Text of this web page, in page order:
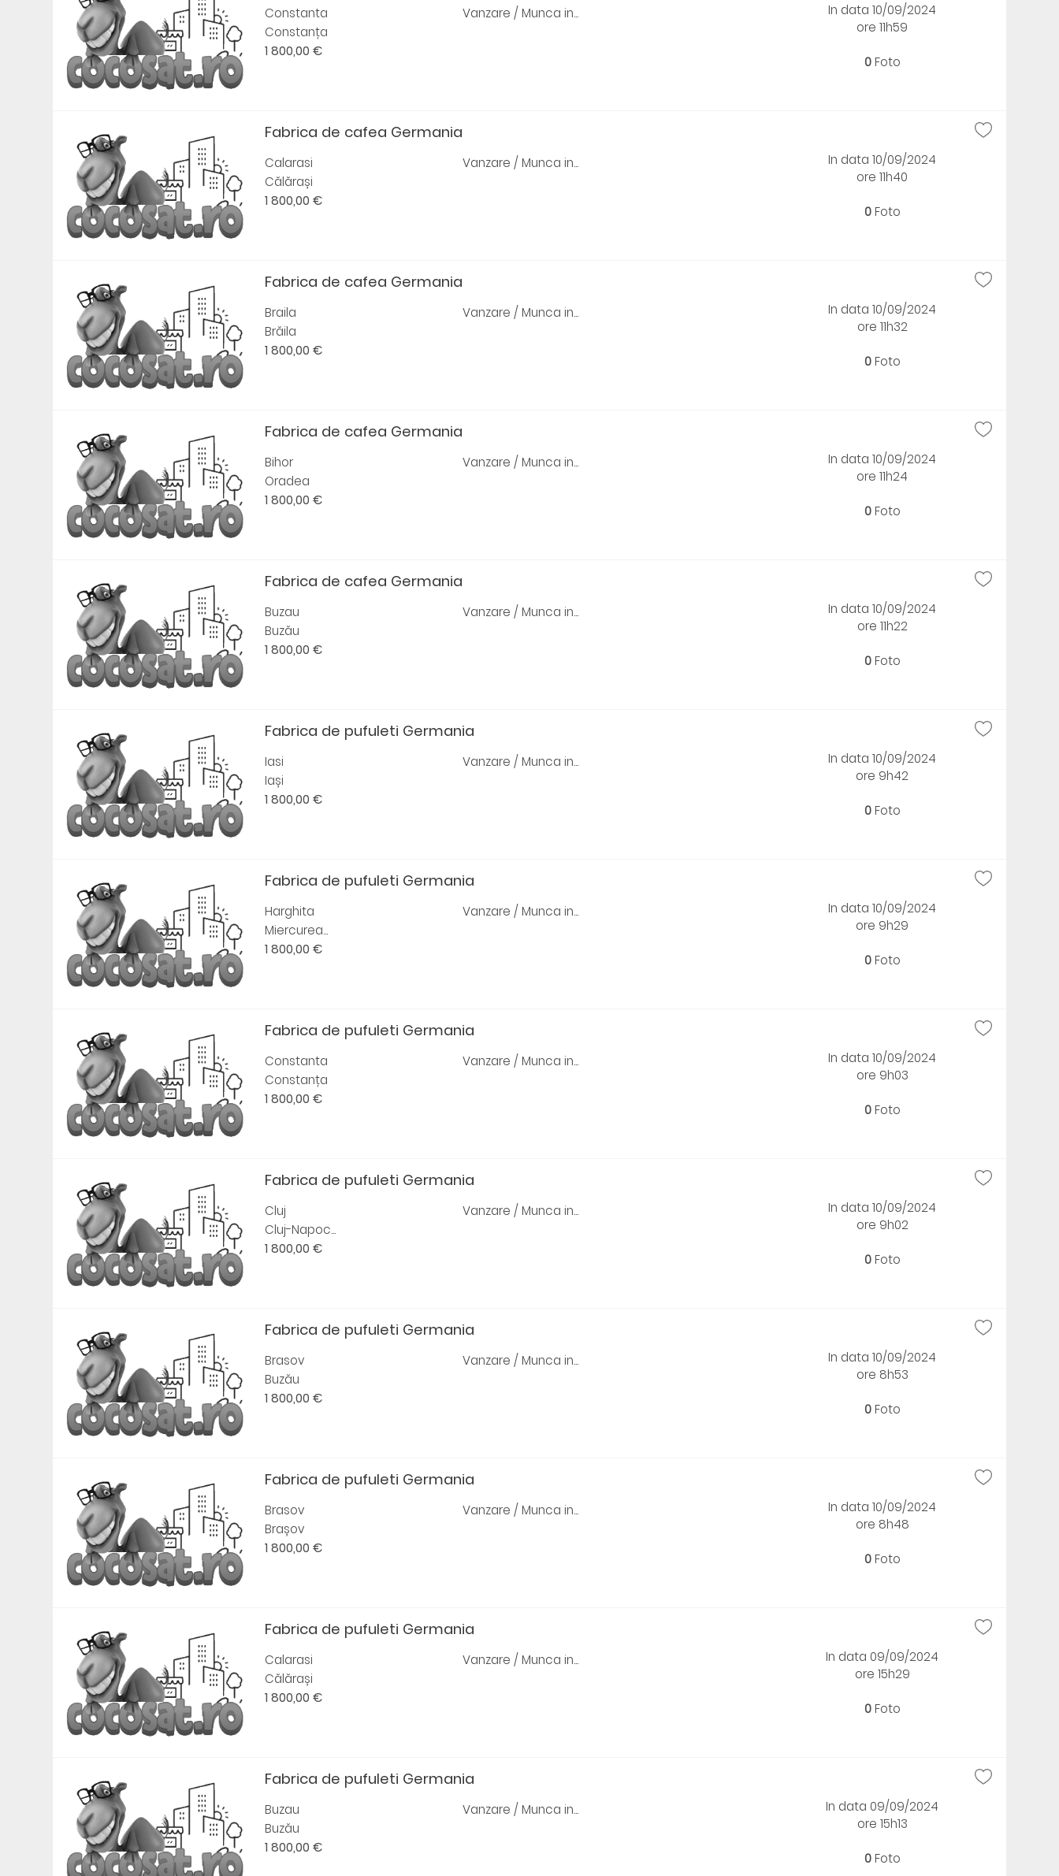
Constanta
Constanța
1 800,00 €
Vanzare / Munca in...
In data 10/09/2024
ore 11h59
0Foto
Fabrica de cafea Germania
Calarasi
Călărași
1 800,00 €
Vanzare / Munca in...
In data 10/09/2024
ore 11h40
0Foto
Fabrica de cafea Germania
Braila
Brăila
1 800,00 €
Vanzare / Munca in...
In data 10/09/2024
ore 11h32
0Foto
Fabrica de cafea Germania
Bihor
Oradea
1 800,00 €
Vanzare / Munca in...
In data 10/09/2024
ore 11h24
0Foto
Fabrica de cafea Germania
Buzau
Buzău
1 800,00 €
Vanzare / Munca in...
In data 10/09/2024
ore 11h22
0Foto
Fabrica de pufuleti Germania
Iasi
Iași
1 800,00 €
Vanzare / Munca in...
In data 10/09/2024
ore 9h42
0Foto
Fabrica de pufuleti Germania
Harghita
Miercurea...
1 800,00 €
Vanzare / Munca in...
In data 10/09/2024
ore 9h29
0Foto
Fabrica de pufuleti Germania
Constanta
Constanța
1 800,00 €
Vanzare / Munca in...
In data 10/09/2024
ore 9h03
0Foto
Fabrica de pufuleti Germania
Cluj
Cluj-Napoc...
1 800,00 €
Vanzare / Munca in...
In data 10/09/2024
ore 9h02
0Foto
Fabrica de pufuleti Germania
Brasov
Buzău
1 800,00 €
Vanzare / Munca in...
In data 10/09/2024
ore 8h53
0Foto
Fabrica de pufuleti Germania
Brasov
Brașov
1 800,00 €
Vanzare / Munca in...
In data 10/09/2024
ore 8h48
0Foto
Fabrica de pufuleti Germania
Calarasi
Călărași
1 800,00 €
Vanzare / Munca in...
In data 09/09/2024
ore 15h29
0Foto
Fabrica de pufuleti Germania
Buzau
Buzău
1 800,00 €
Vanzare / Munca in...
In data 09/09/2024
ore 15h13
0Foto